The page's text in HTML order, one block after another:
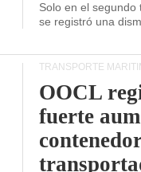
Solo en el
se registró una
TRANSPORTE
OOCL
fuerte